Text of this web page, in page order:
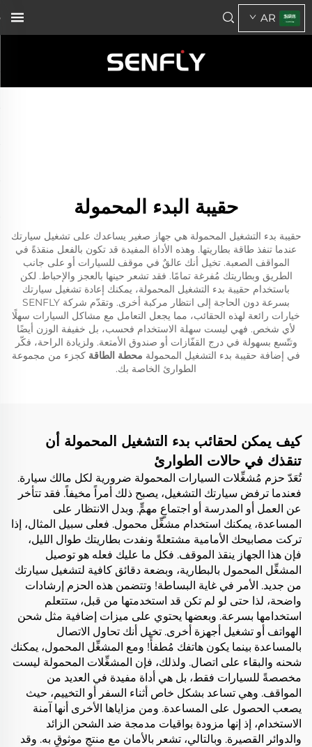
AR
حقيبة البدء المحمولة
حقيبة بدء التشغيل المحمولة هي جهاز صغير يساعدك على تشغيل سيارتك
عندما تنفذ طاقة بطاريتها. وهذه الأداة المفيدة قد تكون بالفعل منقذةً في
المواقف الصعبة. تخيل أنك عالقٌ في موقف للسيارات أو على جانب
الطريق وبطاريتك مُفرغة تمامًا. فقد تشعر حينها بالعجز والإحباط. لكن
باستخدام حقيبة بدء التشغيل المحمولة، يمكنك إعادة تشغيل سيارتك
بسرعة دون الحاجة إلى انتظار مركبة أخرى. وتقدّم شركة SENFLY
خيارات رائعة لهذه الحقائب، مما يجعل التعامل مع مشاكل السيارات سهلًا
لأي شخص. فهي ليست سهلة الاستخدام فحسب، بل خفيفة الوزن أيضًا
وتتّسع بسهولة في درج القفّازات أو صندوق الأمتعة. ولزيادة الراحة، فكّر
في إضافة حقيبة بدء التشغيل المحمولة محطة الطاقة كجزء من مجموعة
الطوارئ الخاصة بك.
كيف يمكن لحقائب بدء التشغيل المحمولة أن
تنقذك في حالات الطوارئ
تُعَدّ حزم مُشغِّلات السيارات المحمولة ضرورية لكل مالك سيارة.
فعندما ترفض سيارتك التشغيل، يصبح ذلك أمراً مخيفاً. فقد تتأخر
عن العمل أو المدرسة أو اجتماعٍ مهمٍّ. وبدل الانتظار على
المساعدة، يمكنك استخدام مشغِّل محمول. فعلى سبيل المثال، إذا
تركت مصابيحك الأمامية مشتعلةً ونفدت بطاريتك طوال الليل،
فإن هذا الجهاز ينقذ الموقف. فكل ما عليك فعله هو توصيل
المشغِّل المحمول بالبطارية، وبضعة دقائق كافية لتشغيل سيارتك
من جديد. الأمر في غاية البساطة! وتتضمن هذه الحزم إرشادات
واضحة، لذا حتى لو لم تكن قد استخدمتها من قبل، ستتعلم
استخدامها بسرعة. وبعضها يحتوي على ميزات إضافية مثل شحن
الهواتف أو تشغيل أجهزة أخرى. تخيل أنك تحاول الاتصال
بالمساعدة بينما يكون هاتفك مُطفأً! ومع المشغِّل المحمول، يمكنك
شحنه والبقاء على اتصال. ولذلك، فإن المشغِّلات المحمولة ليست
مخصصةً للسيارات فقط، بل هي أداة مفيدة في العديد من
المواقف. وهي تساعد بشكل خاص أثناء السفر أو التخييم، حيث
يصعب الحصول على المساعدة. ومن مزاياها الأخرى أنها آمنة
الاستخدام، إذ إنها مزودة بواقيات مدمجة ضد الشحن الزائد
والدوائر القصيرة. وبالتالي، تشعر بالأمان مع منتجٍ موثوقٍ به. وقد